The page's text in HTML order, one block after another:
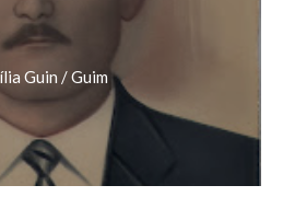
Guin / Guim